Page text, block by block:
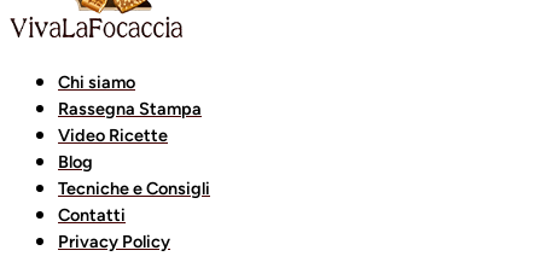
Chi siamo
Rassegna Stampa
Video Ricette
Blog
Tecniche e Consigli
Contatti
Privacy Policy